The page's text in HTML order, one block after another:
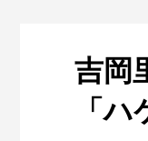
吉岡
「